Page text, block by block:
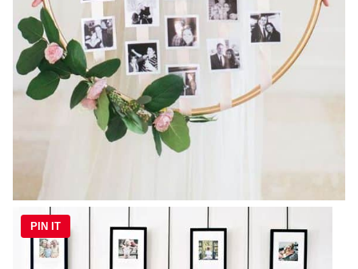
PIN IT